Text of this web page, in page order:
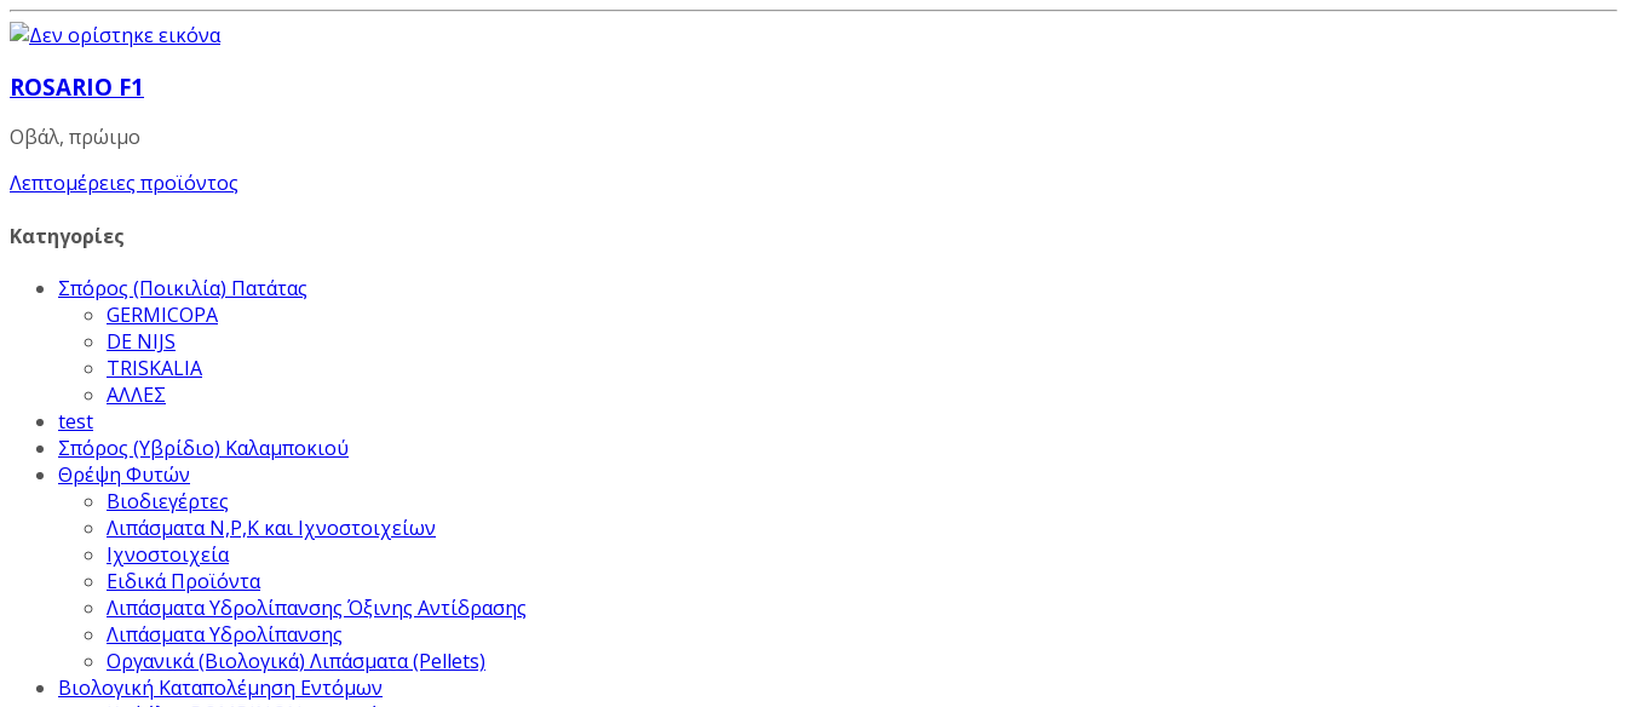
ROSARIO F1
Οβάλ, πρώιμο
Λεπτομέρειες προϊόντος
Κατηγορίες
Σπόρος (Ποικιλία) Πατάτας
GERMICOPA
DE NIJS
TRISKALIA
ΑΛΛΕΣ
test
Σπόρος (Υβρίδιο) Καλαμποκιού
Θρέψη Φυτών
Βιοδιεγέρτες
Λιπάσματα Ν,Ρ,Κ και Ιχνοστοιχείων
Ιχνοστοιχεία
Ειδικά Προϊόντα
Λιπάσματα Υδρολίπανσης Όξινης Αντίδρασης
Λιπάσματα Υδρολίπανσης
Οργανικά (Βιολογικά) Λιπάσματα (Pellets)
Βιολογική Καταπολέμηση Εντόμων